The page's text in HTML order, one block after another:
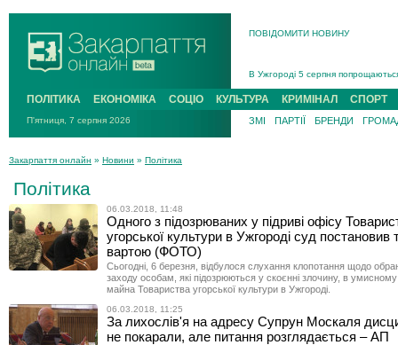
ПОВІДОМИТИ НОВИНУ
Інструктора районного ТЦК на
В Ужгороді 5 серпня
Підтвердили загибель
На війні з рф поліг військовий з
На Хустщині внаслідок ДТП за
ПОЛІТИКА ЕКОНОМІКА СОЦІО КУЛЬТУРА КРИМІНАЛ СПОРТ
П'ятниця, 7 серпня 2026 ЗМІ ПАРТІЇ БРЕНДИ
Закарпаття онлайн » Новини » Політика
Політика
06.03.2018, 11:48
Одного з підозрюваних у підриві офісу
угорської культури в Ужгороді суд постановив
вартою (ФОТО)
Сьогодні, 6 березня, відбулося слухання клопотання щодо
заходу особам, які підозрюються у скоєнні злочину, в
майна Товариства угорської культури в Ужгороді.
06.03.2018, 11:25
За лихослів'я на адресу Супрун Москаля
не покарали, але питання розглядається – АП